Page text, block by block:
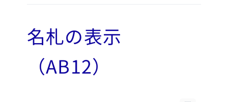
名札の表示
（AB12）